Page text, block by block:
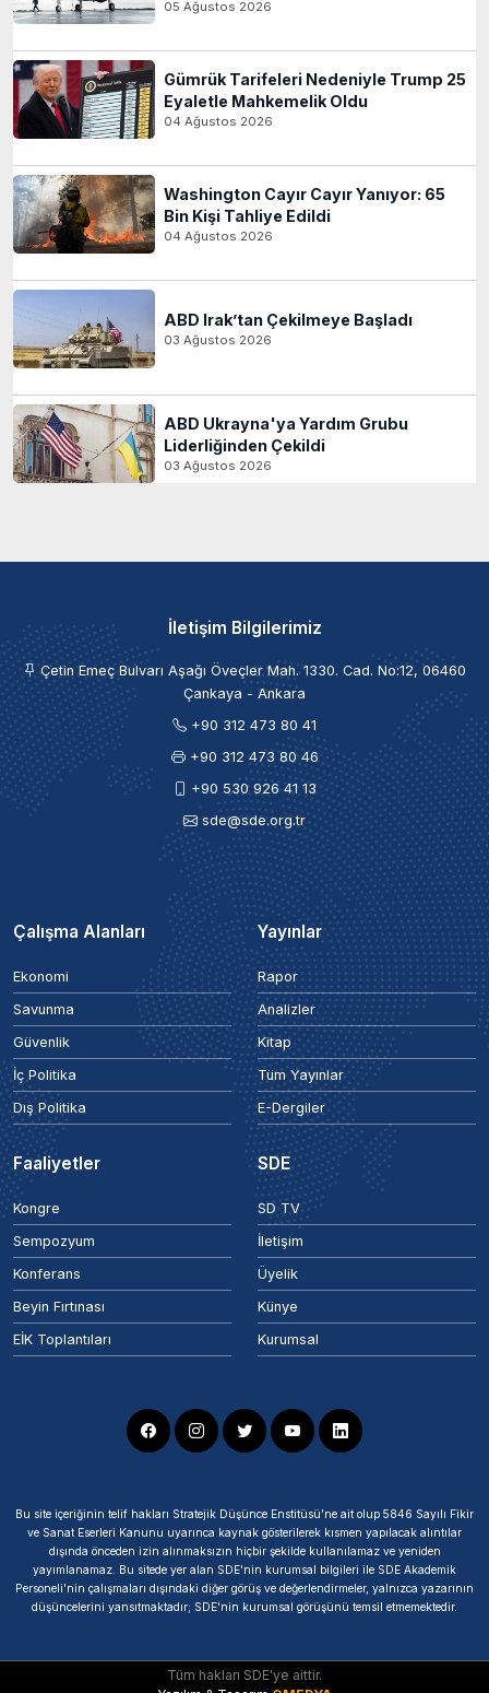
05 Ağustos 2026
Gümrük Tarifeleri Nedeniyle Trump 25
Eyaletle Mahkemelik Oldu
04 Ağustos 2026
Washington Cayır Cayır Yanıyor: 65
Bin Kişi Tahliye Edildi
04 Ağustos 2026
ABD Irak’tan Çekilmeye Başladı
03 Ağustos 2026
ABD Ukrayna'ya Yardım Grubu
Liderliğinden Çekildi
03 Ağustos 2026
İletişim Bilgilerimiz
Çetin Emeç Bulvarı Aşağı Öveçler Mah. 1330. Cad. No:12, 06460
Çankaya - Ankara
+90 312 473 80 41
+90 312 473 80 46
+90 530 926 41 13
sde@sde.org.tr
Çalışma Alanları
Ekonomi
Savunma
Güvenlik
İç Politika
Dış Politika
Yayınlar
Rapor
Analizler
Kitap
Tüm Yayınlar
E-Dergiler
Faaliyetler
Kongre
Sempozyum
Konferans
Beyin Fırtınası
EİK Toplantıları
SDE
SD TV
İletişim
Üyelik
Künye
Kurumsal
Bu site içeriğinin telif hakları Stratejik Düşünce Enstitüsü’ne ait olup 5846 Sayılı Fikir
ve Sanat Eserleri Kanunu uyarınca kaynak gösterilerek kısmen yapılacak alıntılar
dışında önceden izin alınmaksızın hiçbir şekilde kullanılamaz ve yeniden
yayımlanamaz. Bu sitede yer alan SDE'nin kurumsal bilgileri ile SDE Akademik
Personeli'nin çalışmaları dışındaki diğer görüş ve değerlendirmeler, yalnızca yazarının
düşüncelerini yansıtmaktadır; SDE'nin kurumsal görüşünü temsil etmemektedir.
Tüm hakları SDE'ye aittir.